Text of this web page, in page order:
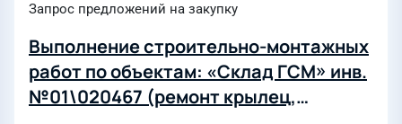
Запрос предложений на закупку
Выполнение строительно-монтажных
работ по объектам: «Склад ГСМ» инв.
№01\020467 (ремонт крылец,